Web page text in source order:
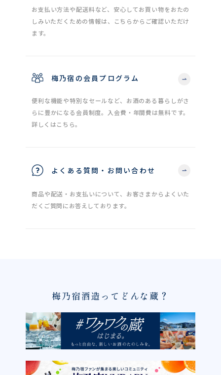
お支払い方法や配送料など、安心してお買い物をおたの
しみいただくための情報は、こちらからご確認いただけ
ます。
梅乃宿の会員プログラム
便利な機能や特別なセールなど、お酒のある暮らしがさ
らに豊かになる会員制度。入会費・年間費は無料です。
詳しくはこちら。
よくある質問・お問い合わせ
商品や配送・お支払いについて、お客さまからよくいた
だくご質問にお答えしております。
梅乃宿酒造ってどんな蔵？